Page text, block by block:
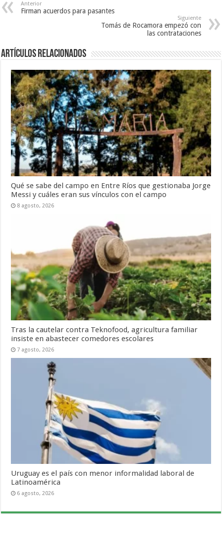
Anterior
Firman acuerdos para pasantes
Siguiente
Tomás de Rocamora empezó con
las contrataciones
Artículos Relacionados
Qué se sabe del campo en Entre Ríos que gestionaba Jorge
Messi y cuáles eran sus vínculos con el campo
8 agosto, 2026
Tras la cautelar contra Teknofood, agricultura familiar
insiste en abastecer comedores escolares
7 agosto, 2026
Uruguay es el país con menor informalidad laboral de
Latinoamérica
6 agosto, 2026